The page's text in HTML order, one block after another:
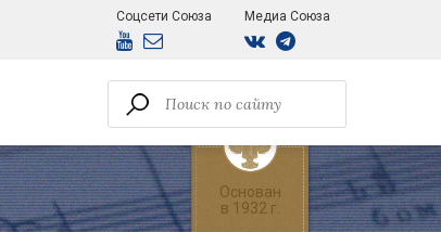
Соцсети Союза Медиа Союза
Основан
в 1932 г.